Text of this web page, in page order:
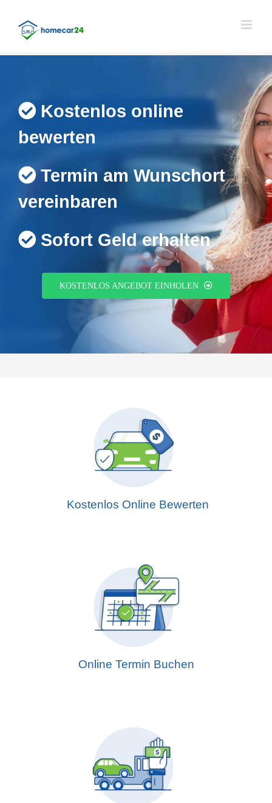
content
Kostenlos online
bewerten
Termin am Wunschort
vereinbaren
Sofort Geld erhalten
KOSTENLOS ANGEBOT EINHOLEN
Kostenlos Online Bewerten
Online Termin Buchen